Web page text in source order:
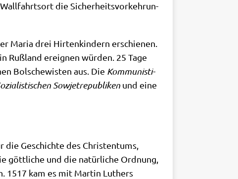
Wall­fahrts­ort die Sicher­heits­vor­keh­run­
Maria drei Hir­ten­kin­dern erschie­nen.
Ruß­land ereig­nen wür­den. 25 Tage
Bol­sche­wi­sten aus. Die Kom­mu­ni­sti­
Sowjet­re­pu­bli­ken und eine
Geschich­te des Chri­sten­tums,
gött­li­che und die natür­li­che Ord­nung,
1517 kam es mit Mar­tin Luthers